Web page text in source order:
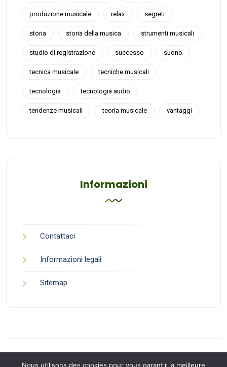
produzione musicale relax segreti
storia storia della musica strumenti musicali
studio di registrazione successo suono
tecnica musicale tecniche musicali
tecnologia tecnologia audio
tendenze musicali teoria musicale vantaggi
Informazioni
Contattaci
Informazioni legali
Sitemap
Nous utilisons des cookies pour vous garantir la meilleure